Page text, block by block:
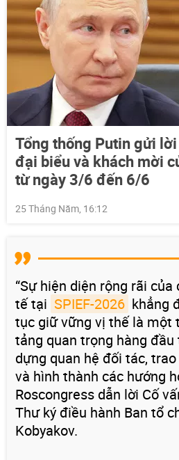
Tổng thống Putin gửi
đại biểu và khách mời
từ ngày 3/6 đến 6/6
25 Tháng Năm, 16:12
“Sự hiện diện rộng rãi
tế tại SPIEF-2026 khẳng
tục giữ vững vị thế là một
tảng quan trọng hàng
dựng quan hệ đối tác,
và hình thành các hướng
Roscongress dẫn lời Cố
Thư ký điều hành Ban tổ
Kobyakov.